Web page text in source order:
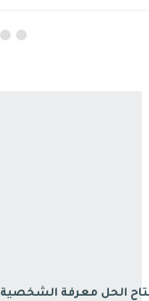
الحل معرفة الشخصية